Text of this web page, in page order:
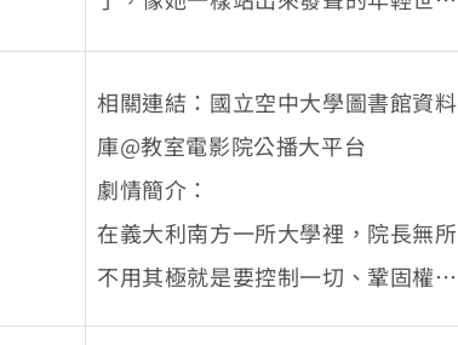
權、氣候議題、言論自由、社會正
義、受教權、食物和尊嚴奮鬥，他們
克服一切困難保護他人，勇於發聲，
也改變了一切。梅拉蒂出國與這些人
見面，她想了解如何堅持她的信念。
相關連結：國立空中大學圖書館資料
庫@教室電影院公播大平台
劇情簡介：
在義大利南方一所大學裡，院長無所
不用其極就是要控制一切、鞏固權
力，根本不在乎什麼公平、管理制